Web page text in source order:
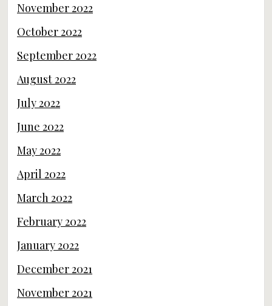
November 2022
October 2022
September 2022
August 2022
July 2022
June 2022
May 2022
April 2022
March 2022
February 2022
January 2022
December 2021
November 2021